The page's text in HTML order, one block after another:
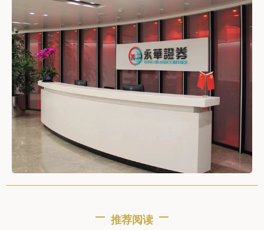
推荐阅读